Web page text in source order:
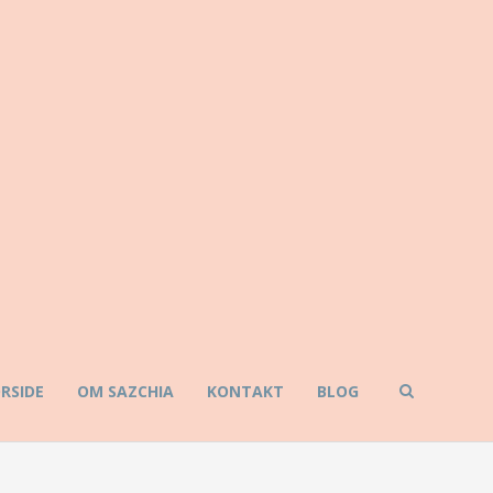
OM SAZCHIA KONTAKT BLOG